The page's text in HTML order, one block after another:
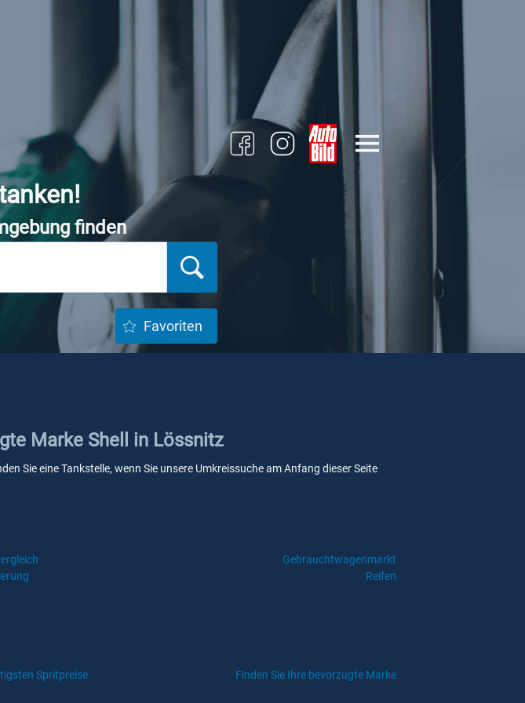
finden
Favoriten
Marke Shell in Lössnitz
Sie eine Tankstelle, wenn Sie unsere Umkreissuche am Anfang dieser Seite
Gebrauchtwagenmarkt
Reifen
Spritpreise Finden Sie Ihre bevorzugte Marke